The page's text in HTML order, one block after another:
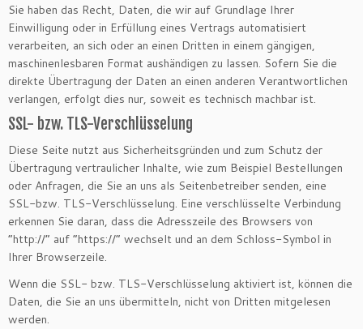
Sie haben das Recht, Daten, die wir auf Grundlage Ihrer
Einwilligung oder in Erfüllung eines Vertrags automatisiert
verarbeiten, an sich oder an einen Dritten in einem gängigen,
maschinenlesbaren Format aushändigen zu lassen. Sofern Sie die
direkte Übertragung der Daten an einen anderen Verantwortlichen
verlangen, erfolgt dies nur, soweit es technisch machbar ist.
SSL- bzw. TLS-Verschlüsselung
Diese Seite nutzt aus Sicherheitsgründen und zum Schutz der
Übertragung vertraulicher Inhalte, wie zum Beispiel Bestellungen
oder Anfragen, die Sie an uns als Seitenbetreiber senden, eine
SSL-bzw. TLS-Verschlüsselung. Eine verschlüsselte Verbindung
erkennen Sie daran, dass die Adresszeile des Browsers von
“http://” auf “https://” wechselt und an dem Schloss-Symbol in
Ihrer Browserzeile.
Wenn die SSL- bzw. TLS-Verschlüsselung aktiviert ist, können die
Daten, die Sie an uns übermitteln, nicht von Dritten mitgelesen
werden.